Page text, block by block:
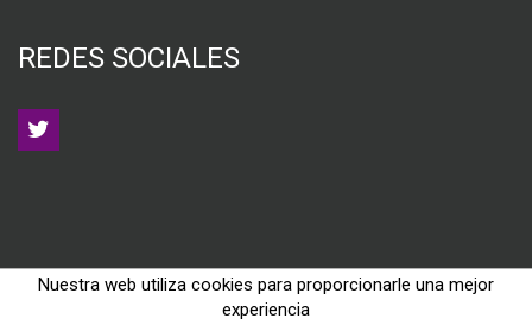
REDES SOCIALES
Nuestra web utiliza cookies para proporcionarle una mejor
experiencia